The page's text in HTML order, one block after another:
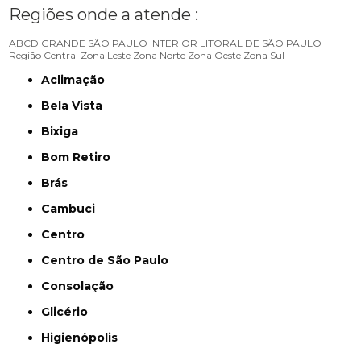
Regiões onde a atende :
ABCD GRANDE SÃO PAULO INTERIOR LITORAL DE SÃO PAULO
Região Central Zona Leste Zona Norte Zona Oeste Zona Sul
Aclimação
Bela Vista
Bixiga
Bom Retiro
Brás
Cambuci
Centro
Centro de São Paulo
Consolação
Glicério
Higienópolis